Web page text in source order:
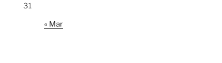
31
« Mar